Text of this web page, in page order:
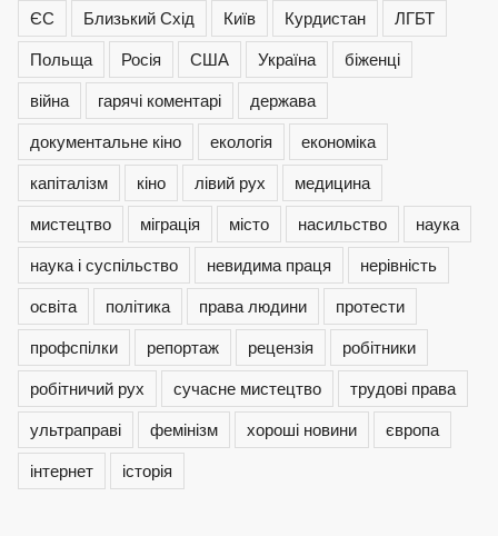
ЄС Близький Схід Київ Курдистан
ЛГБТ
Польща
Росія США Україна
біженці
війна
гарячі коментарі
держава
документальне кіно
екологія
економіка
капіталізм
кіно лівий рух
медицина
мистецтво
міграція місто насильство
наука
наука і суспільство
невидима праця
нерівність
освіта
політика права людини
протести
профспілки
репортаж рецензія
робітники
робітничий рух
сучасне мистецтво
трудові права
ультраправі
фемінізм хороші новини
європа
інтернет
історія